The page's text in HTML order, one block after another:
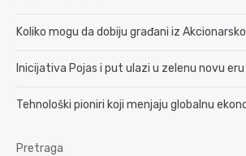
Koliko mogu da dobiju građani iz
Inicijativa Pojas i put ulazi u zelenu novu eru
Tehnološki pioniri koji menjaju globalnu
Pretraga